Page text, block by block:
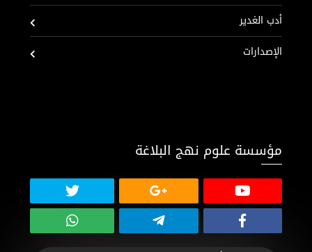
أدب الغدير
الإصدارات
مؤسسة علوم نهج البلاغة